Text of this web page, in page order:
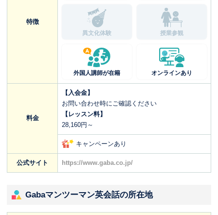
特徴
異文化体験 授業参観
外国人講師が在籍 オンラインあり
料金
【入会金】
お問い合わせ時にご確認ください
【レッスン料】
28,160円～
キャンペーンあり
公式サイト https://www.gaba.co.jp/
Gabaマンツーマン英会話の所在地